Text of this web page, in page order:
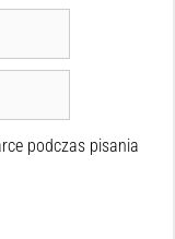
podczas pisania